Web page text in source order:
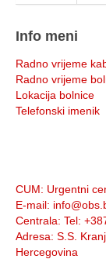
Info meni
Radno vrijeme
Radno vrijeme
Lokacija bolnice
Telefonski imenik
CUM: Urgentni
E-mail:
Centrala: Tel:
Adresa: S.S.
Hercegovina